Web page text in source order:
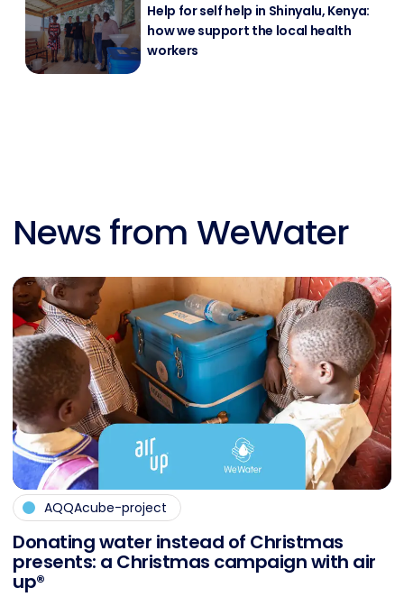
Help for self help in Shin­ya­lu, Ke­nya:
how we sup­port the lo­cal health
workers
News from WeWater
AQQAcube-project
Do­na­ting wa­ter in­s­tead of Christ­mas
pres­ents: a Christ­mas cam­pai­gn with air
up®